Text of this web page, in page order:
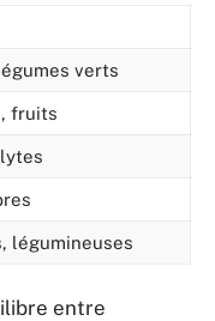
verts
fruits
légumineuses
entre